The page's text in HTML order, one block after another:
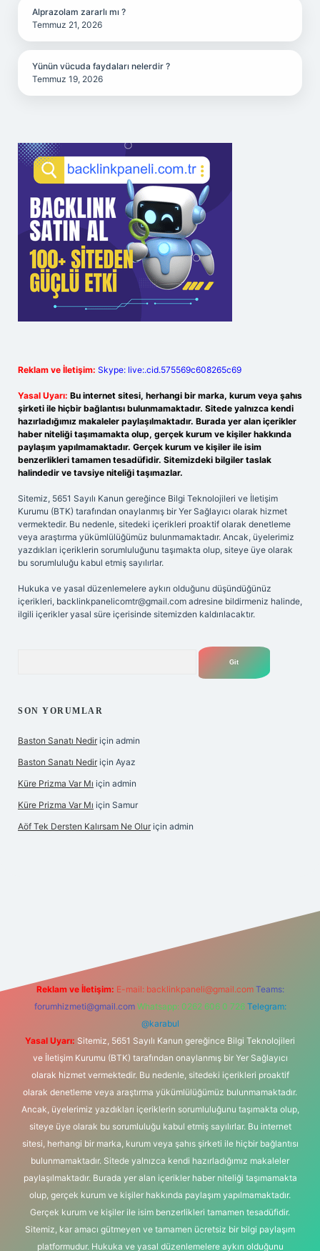
Alprazolam zararlı mı ?
Temmuz 21, 2026
Yünün vücuda faydaları nelerdir ?
Temmuz 19, 2026
Reklam ve İletişim: Skype: live:.cid.575569c608265c69
Yasal Uyarı: Bu internet sitesi, herhangi bir marka, kurum veya şahıs
şirketi ile hiçbir bağlantısı bulunmamaktadır. Sitede yalnızca kendi
hazırladığımız makaleler paylaşılmaktadır. Burada yer alan içerikler
haber niteliği taşımamakta olup, gerçek kurum ve kişiler hakkında
paylaşım yapılmamaktadır. Gerçek kurum ve kişiler ile isim
benzerlikleri tamamen tesadüfidir. Sitemizdeki bilgiler taslak
halindedir ve tavsiye niteliği taşımazlar.
Sitemiz, 5651 Sayılı Kanun gereğince Bilgi Teknolojileri ve İletişim
Kurumu (BTK) tarafından onaylanmış bir Yer Sağlayıcı olarak hizmet
vermektedir. Bu nedenle, sitedeki içerikleri proaktif olarak denetleme
veya araştırma yükümlülüğümüz bulunmamaktadır. Ancak, üyelerimiz
yazdıkları içeriklerin sorumluluğunu taşımakta olup, siteye üye olarak
bu sorumluluğu kabul etmiş sayılırlar.
Hukuka ve yasal düzenlemelere aykırı olduğunu düşündüğünüz
içerikleri, backlinkpanelicomtr@gmail.com adresine bildirmeniz halinde,
ilgili içerikler yasal süre içerisinde sitemizden kaldırılacaktır.
SON YORUMLAR
Baston Sanatı Nedir için admin
Baston Sanatı Nedir için Ayaz
Küre Prizma Var Mı için admin
Küre Prizma Var Mı için Samur
Aöf Tek Dersten Kalırsam Ne Olur için admin
Reklam ve İletişim: E-mail: backlinkpaneli@gmail.com Teams:
forumhizmeti@gmail.com Whatsapp: 0262 606 0 726 Telegram:
@karabul
Yasal Uyarı: Sitemiz, 5651 Sayılı Kanun gereğince Bilgi Teknolojileri
ve İletişim Kurumu (BTK) tarafından onaylanmış bir Yer Sağlayıcı
olarak hizmet vermektedir. Bu nedenle, sitedeki içerikleri proaktif
olarak denetleme veya araştırma yükümlülüğümüz bulunmamaktadır.
Ancak, üyelerimiz yazdıkları içeriklerin sorumluluğunu taşımakta olup,
siteye üye olarak bu sorumluluğu kabul etmiş sayılırlar. Bu internet
sitesi, herhangi bir marka, kurum veya şahıs şirketi ile hiçbir bağlantısı
bulunmamaktadır. Sitede yalnızca kendi hazırladığımız makaleler
paylaşılmaktadır. Burada yer alan içerikler haber niteliği taşımamakta
olup, gerçek kurum ve kişiler hakkında paylaşım yapılmamaktadır.
Gerçek kurum ve kişiler ile isim benzerlikleri tamamen tesadüfidir.
Sitemiz, kar amacı gütmeyen ve tamamen ücretsiz bir bilgi paylaşım
platformudur. Hukuka ve yasal düzenlemelere aykırı olduğunu